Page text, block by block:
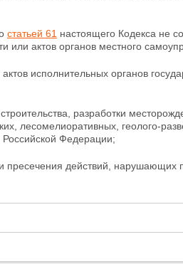
статьей 61 настоящего Кодекса не
или актов органов местного
актов исполнительных органов
строительства, разработки
лесомелиоративных, геолого-
Федерации;
пресечения действий, нарушающих